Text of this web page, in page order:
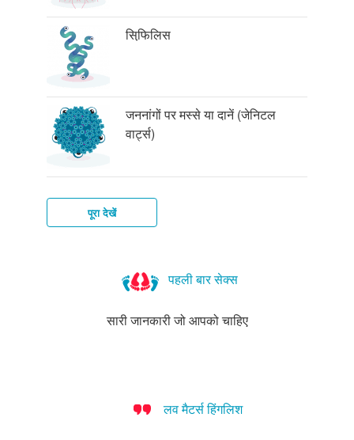
सिफि़लिस
जननांगों पर मस्से या दानें (जेनिटल
वार्ट्स)
पूरा देखें
पहली बार सेक्स
सारी जानकारी जो आपको चाहिए
लव मैटर्स हिंगलिश